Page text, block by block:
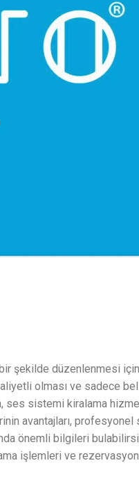
şekilde düzenlenmesi için
olması ve sadece
ses sistemi kiralama
avantajları, profesyonel
önemli bilgileri
işlemleri ve rezervasyon